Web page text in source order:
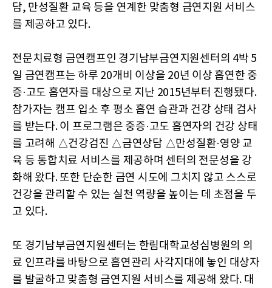
담, 만성질환 교육 등을 연계한 맞춤형 금연지원 서비스
를 제공하고 있다.
전문치료형 금연캠프인 경기남부금연지원센터의 4박 5
일 금연캠프는 하루 20개비 이상을 20년 이상 흡연한 중
증·고도 흡연자를 대상으로 지난 2015년부터 진행됐다.
참가자는 캠프 입소 후 평소 흡연 습관과 건강 상태 검사
를 받는다. 이 프로그램은 중증·고도 흡연자의 건강 상태
를 고려해 △건강검진 △금연상담 △만성질환·영양 교
육 등 통합치료 서비스를 제공하며 센터의 전문성을 강
화해 왔다. 또한 단순한 금연 시도에 그치지 않고 스스로
건강을 관리할 수 있는 실천 역량을 높이는 데 초점을 두
고 있다.
또 경기남부금연지원센터는 한림대학교성심병원의 의
료 인프라를 바탕으로 흡연관리 사각지대에 놓인 대상자
를 발굴하고 맞춤형 금연지원 서비스를 제공해 왔다. 대